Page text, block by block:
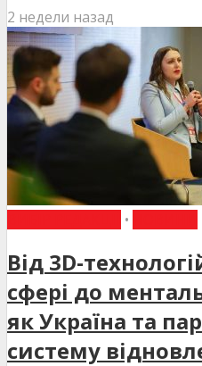
2 недели назад
•
Від 3D-
сфері до
як Україна та
систему